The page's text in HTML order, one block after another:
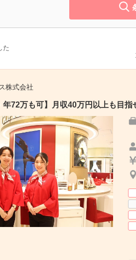
た
株式会社
年72万も可】月収40万円以上も目